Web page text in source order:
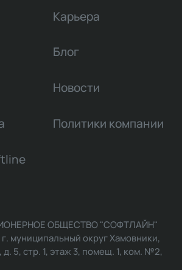
Карьера
Блог
Новости
Политики компании
ОБЩЕСТВО "СОФТЛАЙН"
муниципальный округ Хамовники,
д. 5, стр. 1, этаж 3, помещ. 1, ком. №2,